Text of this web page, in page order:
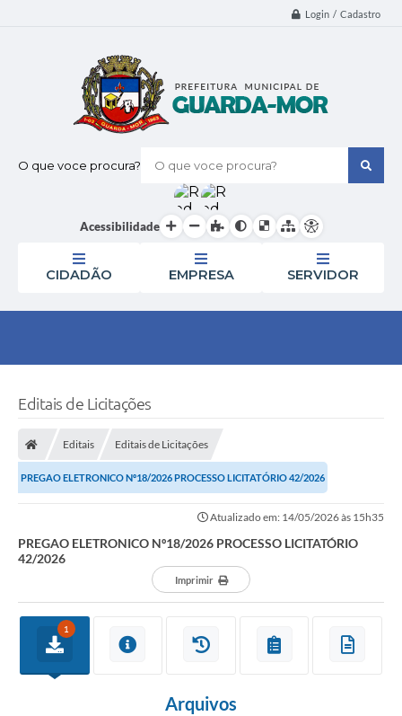
Login / Cadastro
O que voce procura?
Acessibilidade
CIDADÃO EMPRESA SERVIDOR
Editais de Licitações
Editais Editais de Licitações
PREGAO ELETRONICO Nº18/2026 PROCESSO LICITATÓRIO 42/2026
Atualizado em: 14/05/2026 às 15h35
PREGAO ELETRONICO Nº18/2026 PROCESSO LICITATÓRIO
42/2026
Imprimir
1
Arquivos